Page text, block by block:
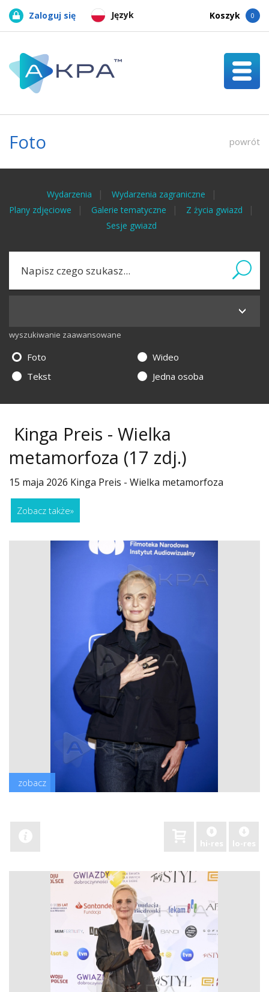
Język
Zaloguj się Koszyk 0
Foto powrót
Wydarzenia
Wydarzenia zagraniczne
Plany zdjęciowe
Galerie tematyczne
Z życia gwiazd
Sesje gwiazd
wyszukiwanie zaawansowane
Foto
Wideo
Tekst
Jedna osoba
Kinga Preis - Wielka
metamorfoza (17 zdj.)
15 maja 2026 Kinga Preis - Wielka metamorfoza
Zobacz także»
zobacz
hi-res lo-res